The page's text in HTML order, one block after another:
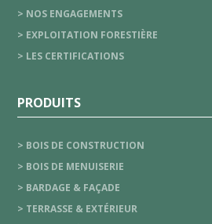
> NOS ENGAGEMENTS
> EXPLOITATION FORESTIÈRE
> LES CERTIFICATIONS
PRODUITS
> BOIS DE CONSTRUCTION
> BOIS DE MENUISERIE
> BARDAGE & FAÇADE
> TERRASSE & EXTÉRIEUR